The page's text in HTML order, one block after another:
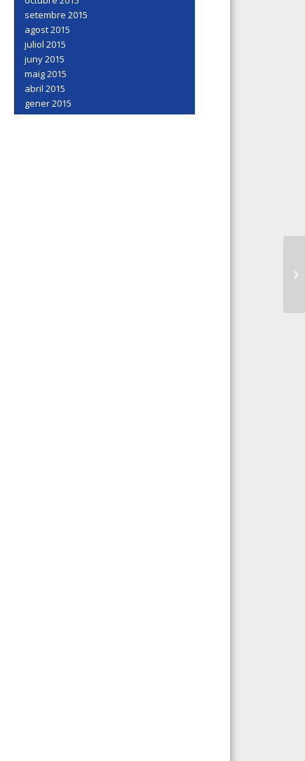
setembre 2015
agost 2015
juliol 2015
juny 2015
maig 2015
abril 2015
gener 2015